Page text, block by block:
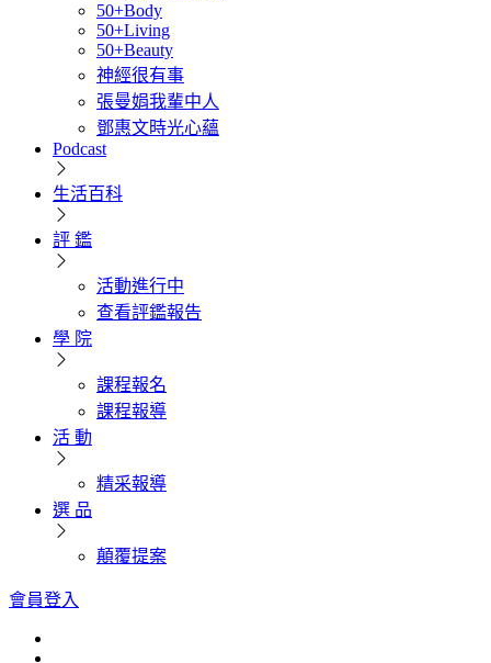
50+Body
50+Living
50+Beauty
神經很有事
張曼娟我輩中人
鄧惠文時光心蘊
Podcast
生活百科
評 鑑
活動進行中
查看評鑑報告
學 院
課程報名
課程報導
活 動
精采報導
選 品
顛覆提案
會員登入